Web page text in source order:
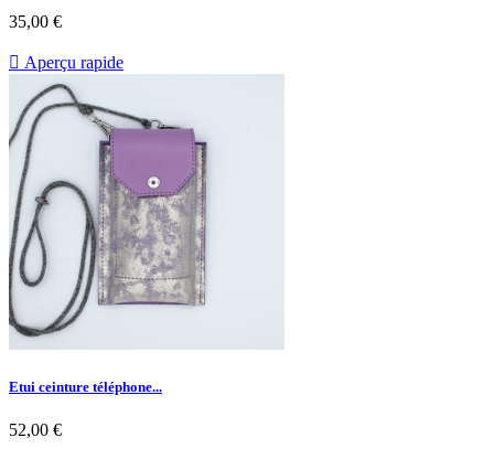
35,00 €
 Aperçu rapide
Etui ceinture téléphone...
52,00 €